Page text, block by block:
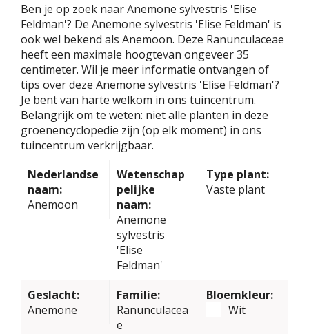
Ben je op zoek naar Anemone sylvestris 'Elise
Feldman'? De Anemone sylvestris 'Elise Feldman' is
ook wel bekend als Anemoon. Deze Ranunculaceae
heeft een maximale hoogtevan ongeveer 35
centimeter. Wil je meer informatie ontvangen of
tips over deze Anemone sylvestris 'Elise Feldman'?
Je bent van harte welkom in ons tuincentrum.
Belangrijk om te weten: niet alle planten in deze
groenencyclopedie zijn (op elk moment) in ons
tuincentrum verkrijgbaar.
Nederlandse
naam:
Anemoon
Wetenschap
pelijke
naam:
Anemone
sylvestris
'Elise
Feldman'
Type plant:
Vaste plant
Geslacht:
Anemone
Familie:
Ranunculacea
e
Bloemkleur:
Wit